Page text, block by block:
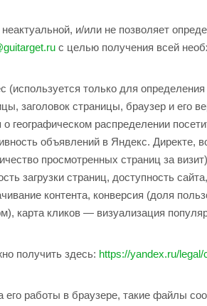
и/или не позволяет
с целью получения всей
только для
заголовок страницы, браузер и его
распределении
объявлений в Яндекс. Директе,
просмотренных страниц за
загрузки страниц, доступность
контента, конверсия (доля
карта кликов — визуализация
получить здесь: https://yandex.ru/legal/
работы в браузере, такие файлы